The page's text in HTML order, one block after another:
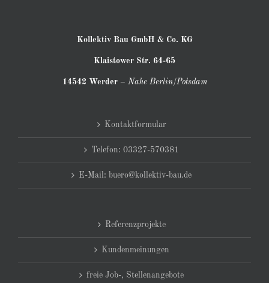
Kollektiv Bau GmbH & Co. KG
Klaistower Str. 64-65
14542 Werder– Nahe Berlin/Potsdam
Kontaktformular
Telefon: 03327-570381
E-Mail: buero@kollektiv-bau.de
Referenzprojekte
Kundenmeinungen
freie Job-, Stellenangebote